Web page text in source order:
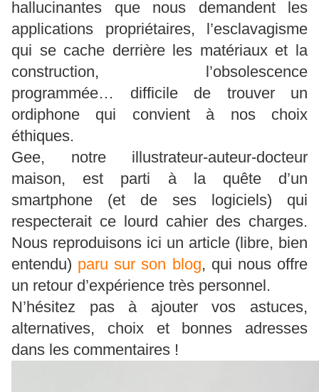
hallucinantes que nous demandent les
applications propriétaires, l’esclavagisme
qui se cache derrière les matériaux et la
construction, l’obsolescence
programmée… difficile de trouver un
ordiphone qui convient à nos choix
éthiques.
Gee, notre illustrateur-auteur-docteur
maison, est parti à la quête d’un
smartphone (et de ses logiciels) qui
respecterait ce lourd cahier des charges.
Nous reproduisons ici un article (libre, bien
entendu) paru sur son blog, qui nous offre
un retour d’expérience très personnel.
N’hésitez pas à ajouter vos astuces,
alternatives, choix et bonnes adresses
dans les commentaires !